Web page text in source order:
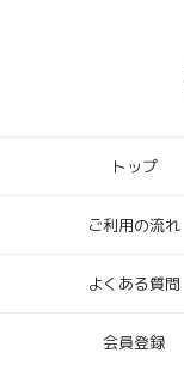
トップ
ご利用の流れ
よくある質問
会員登録